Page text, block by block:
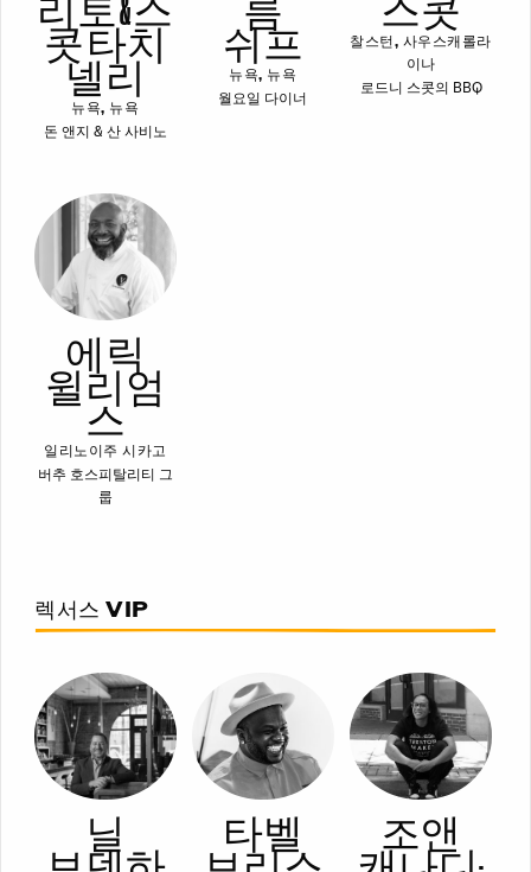
리토 & 스
콧 타치
넬리
뉴욕, 뉴욕
돈 앤지 & 산 사비노
름
쉬프
뉴욕, 뉴욕
월요일 다이너
스콧
찰스턴, 사우스캐롤라
이나
로드니 스콧의 BBQ
에릭
윌리엄
스
일리노이주 시카고
버추 호스피탈리티 그
룹
렉서스 VIP
닐 타벨 조앤